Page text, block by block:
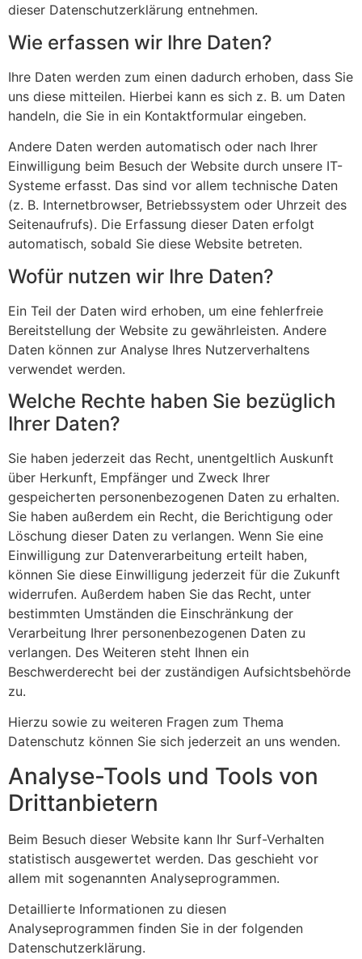
dieser Datenschutzerklärung entnehmen.
Wie erfassen wir Ihre Daten?
Ihre Daten werden zum einen dadurch erhoben, dass Sie
uns diese mitteilen. Hierbei kann es sich z. B. um Daten
handeln, die Sie in ein Kontaktformular eingeben.
Andere Daten werden automatisch oder nach Ihrer
Einwilligung beim Besuch der Website durch unsere IT-
Systeme erfasst. Das sind vor allem technische Daten
(z. B. Internetbrowser, Betriebssystem oder Uhrzeit des
Seitenaufrufs). Die Erfassung dieser Daten erfolgt
automatisch, sobald Sie diese Website betreten.
Wofür nutzen wir Ihre Daten?
Ein Teil der Daten wird erhoben, um eine fehlerfreie
Bereitstellung der Website zu gewährleisten. Andere
Daten können zur Analyse Ihres Nutzerverhaltens
verwendet werden.
Welche Rechte haben Sie bezüglich
Ihrer Daten?
Sie haben jederzeit das Recht, unentgeltlich Auskunft
über Herkunft, Empfänger und Zweck Ihrer
gespeicherten personenbezogenen Daten zu erhalten.
Sie haben außerdem ein Recht, die Berichtigung oder
Löschung dieser Daten zu verlangen. Wenn Sie eine
Einwilligung zur Datenverarbeitung erteilt haben,
können Sie diese Einwilligung jederzeit für die Zukunft
widerrufen. Außerdem haben Sie das Recht, unter
bestimmten Umständen die Einschränkung der
Verarbeitung Ihrer personenbezogenen Daten zu
verlangen. Des Weiteren steht Ihnen ein
Beschwerderecht bei der zuständigen Aufsichtsbehörde
zu.
Hierzu sowie zu weiteren Fragen zum Thema
Datenschutz können Sie sich jederzeit an uns wenden.
Analyse-Tools und Tools von
Dritt­anbietern
Beim Besuch dieser Website kann Ihr Surf-Verhalten
statistisch ausgewertet werden. Das geschieht vor
allem mit sogenannten Analyseprogrammen.
Detaillierte Informationen zu diesen
Analyseprogrammen finden Sie in der folgenden
Datenschutzerklärung.